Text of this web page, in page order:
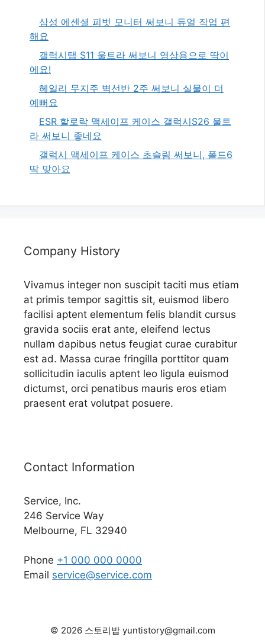
삼성 에센셜 피벗 모니터 써보니 듀얼 작업 편
해요
갤럭시탭 S11 울트라 써보니 영상용으로 딱이
에요!
헤일리 무지주 벽선반 2주 써보니 실물이 더
예뻐요
ESR 할로락 맥세이프 케이스 갤럭시S26 울트
라 써보니 좋네요
갤럭시 맥세이프 케이스 초슬림 써보니, 폴드6
딱 맞아요
Company History
Vivamus integer non suscipit taciti mus etiam
at primis tempor sagittis sit, euismod libero
facilisi aptent elementum felis blandit cursus
gravida sociis erat ante, eleifend lectus
nullam dapibus netus feugiat curae curabitur
est ad. Massa curae fringilla porttitor quam
sollicitudin iaculis aptent leo ligula euismod
dictumst, orci penatibus mauris eros etiam
praesent erat volutpat posuere.
Contact Information
Service, Inc.
246 Service Way
Melbourne, FL 32940
Phone +1 000 000 0000
Email service@service.com
© 2026 스토리밥 yuntistory@gmail.com